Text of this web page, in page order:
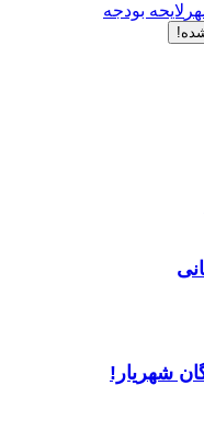
لایحه بودجه
شهریار!